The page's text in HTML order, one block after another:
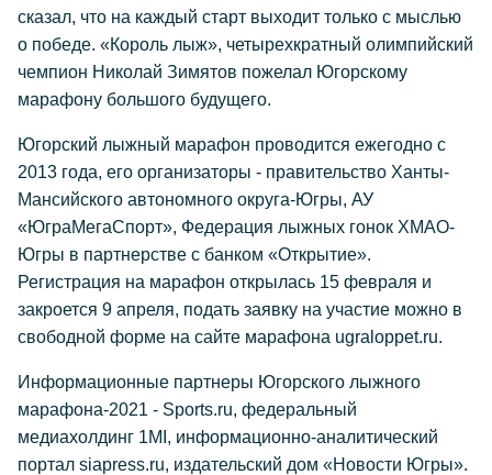
сказал, что на каждый старт выходит только с мыслью
о победе. «Король лыж», четырехкратный олимпийский
чемпион Николай Зимятов пожелал Югорскому
марафону большого будущего.
Югорский лыжный марафон проводится ежегодно с
2013 года, его организаторы - правительство Ханты-
Мансийского автономного округа-Югры, АУ
«ЮграМегаСпорт», Федерация лыжных гонок ХМАО-
Югры в партнерстве с банком «Открытие».
Регистрация на марафон открылась 15 февраля и
закроется 9 апреля, подать заявку на участие можно в
свободной форме на сайте марафона ugraloppet.ru.
Информационные партнеры Югорского лыжного
марафона-2021 - Sports.ru, федеральный
медиахолдинг 1MI, информационно-аналитический
портал siapress.ru, издательский дом «Новости Югры».